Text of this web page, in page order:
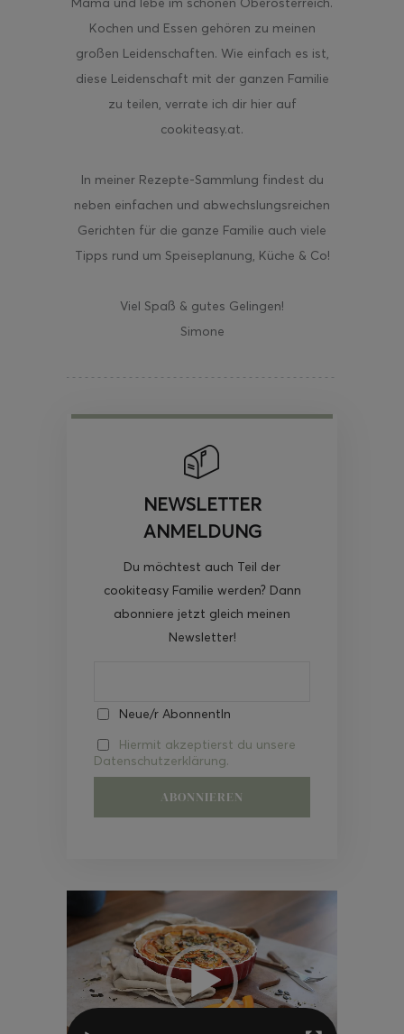
Kochen und Essen gehören zu meinen
großen Leidenschaften. Wie einfach es ist,
diese Leidenschaft mit der ganzen Familie
zu teilen, verrate ich dir hier auf
cookiteasy.at.
In meiner Rezepte-Sammlung findest du
neben einfachen und abwechslungsreichen
Gerichten für die ganze Familie auch viele
Tipps rund um Speiseplanung, Küche & Co!
Viel Spaß & gutes Gelingen!
Simone
NEWSLETTER
ANMELDUNG
Du möchtest auch Teil der
cookiteasy Familie werden? Dann
abonniere jetzt gleich meinen
Newsletter!
Neue/r AbonnentIn
Hiermit akzeptierst du unsere
Datenschutzerklärung.
Video-